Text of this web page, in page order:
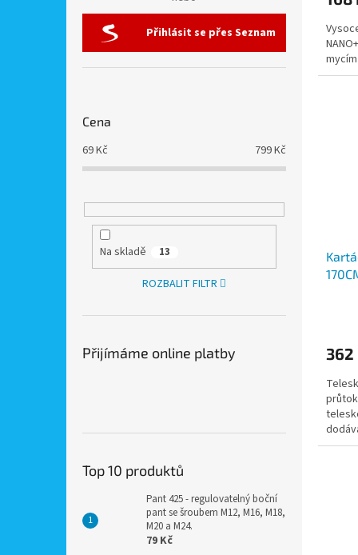
Přihlásit se přes Seznam
Cena
69Kč 799Kč
Na skladě 13
ROZBALIT FILTR
Přijímáme online platby
Top 10 produktů
Pant 425 - regulovatelný boční
pant se šroubem M12, M16, M18,
M20 a M24.
79 Kč
362